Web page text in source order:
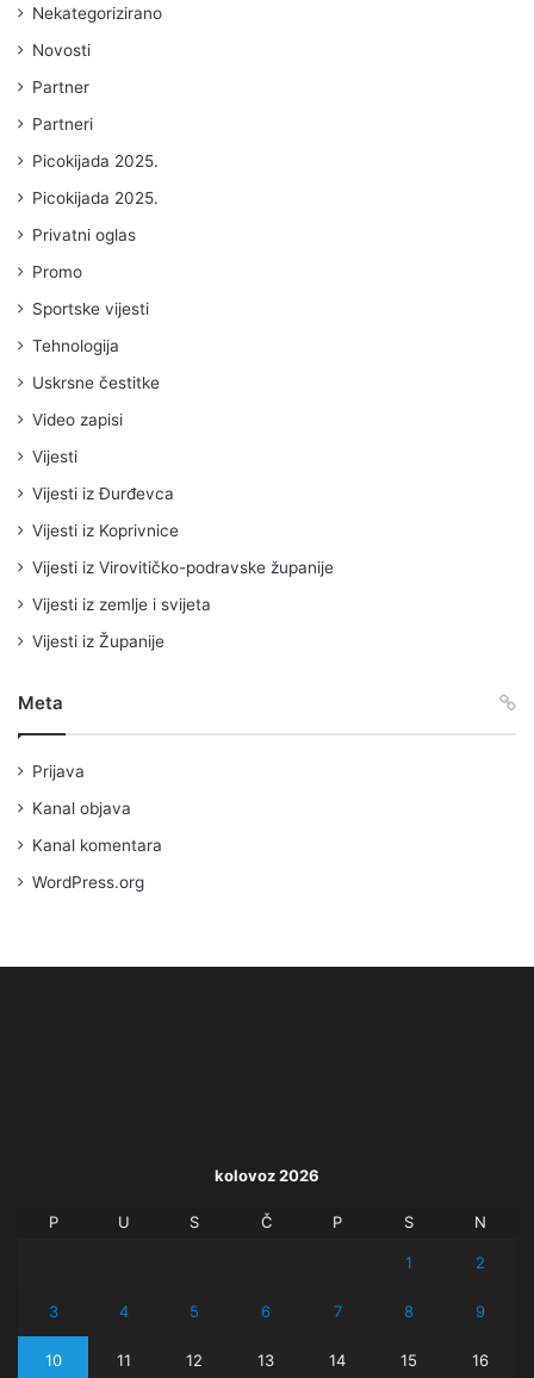
Nekategorizirano
Novosti
Partner
Partneri
Picokijada 2025.
Picokijada 2025.
Privatni oglas
Promo
Sportske vijesti
Tehnologija
Uskrsne čestitke
Video zapisi
Vijesti
Vijesti iz Đurđevca
Vijesti iz Koprivnice
Vijesti iz Virovitičko-podravske županije
Vijesti iz zemlje i svijeta
Vijesti iz Županije
Meta
Prijava
Kanal objava
Kanal komentara
WordPress.org
kolovoz 2026
P U S Č P S N
1 2
3 4 5 6 7 8 9
10 11 12 13 14 15 16